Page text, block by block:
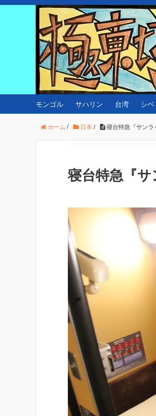
モンゴル サハリン 台湾 シベ
ホーム / 日本 / 寝台特急『サンラ
寝台特急『